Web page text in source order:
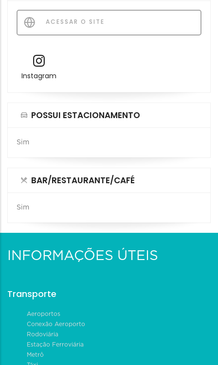
ACESSAR O SITE
Instagram
POSSUI ESTACIONAMENTO
Sim
BAR/RESTAURANTE/CAFÉ
Sim
INFORMAÇÕES ÚTEIS
Transporte
Aeroportos
Conexão Aeroporto
Rodoviária
Estação Ferroviária
Metrô